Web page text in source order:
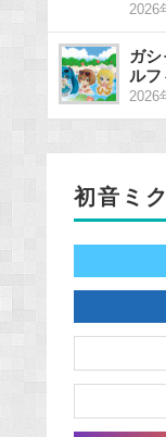
2026
ガ
ルフ
2026
初音ミ